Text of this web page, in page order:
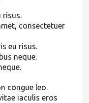
risus.
consectetuer
eu risus.
neque.
congue leo.
iaculis eros